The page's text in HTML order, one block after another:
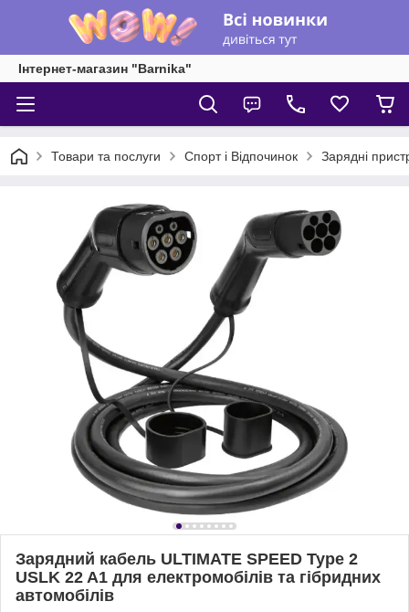
Інтернет-магазин "Barnika"
Товари та послуги Спорт і Відпочинок Зарядні
Зарядний кабель ULTIMATE SPEED Type 2
USLK 22 A1 для електромобілів та гібридних
автомобілів